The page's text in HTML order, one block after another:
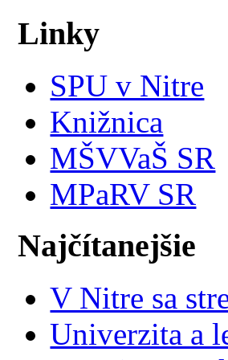
Linky
SPU v Nitre
Knižnica
MŠVVaŠ SR
MPaRV SR
Najčítanejšie
V Nitre sa
Univerzita a